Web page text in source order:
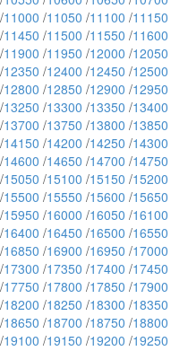
/11000 /11050 /11100 /11150
/11450 /11500 /11550 /11600
/11900 /11950 /12000 /12050
/12350 /12400 /12450 /12500
/12800 /12850 /12900 /12950
/13250 /13300 /13350 /13400
/13700 /13750 /13800 /13850
/14150 /14200 /14250 /14300
/14600 /14650 /14700 /14750
/15050 /15100 /15150 /15200
/15500 /15550 /15600 /15650
/15950 /16000 /16050 /16100
/16400 /16450 /16500 /16550
/16850 /16900 /16950 /17000
/17300 /17350 /17400 /17450
/17750 /17800 /17850 /17900
/18200 /18250 /18300 /18350
/18650 /18700 /18750 /18800
/19100 /19150 /19200 /19250